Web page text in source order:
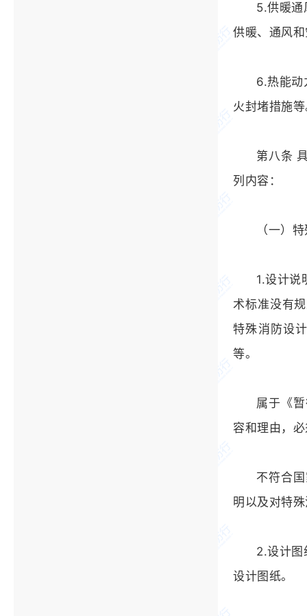
5.供暖通
供暖、通风
6.热能动
火封堵措施
第八条
列内容：
（一）
1.设计说
术标准没有
特殊消防设
等。
属于《
容和理由，
不符合
明以及对特
2.设计图
设计图纸。